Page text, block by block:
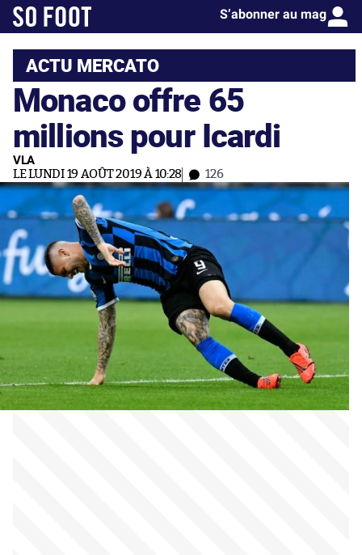
S’abonner au mag
ACTU MERCATO
Monaco offre 65
millions pour Icardi
VLA
LE LUNDI 19 AOÛT 2019 À 10:28 126